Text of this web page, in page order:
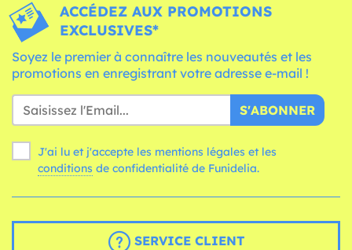
ACCÉDEZ AUX PROMOTIONS
EXCLUSIVES*
Soyez le premier à connaître les nouveautés et les
promotions en enregistrant votre adresse e-mail !
S'ABONNER
J'ai lu et j'accepte les mentions légales et les
conditions de confidentialité de Funidelia.
SERVICE CLIENT